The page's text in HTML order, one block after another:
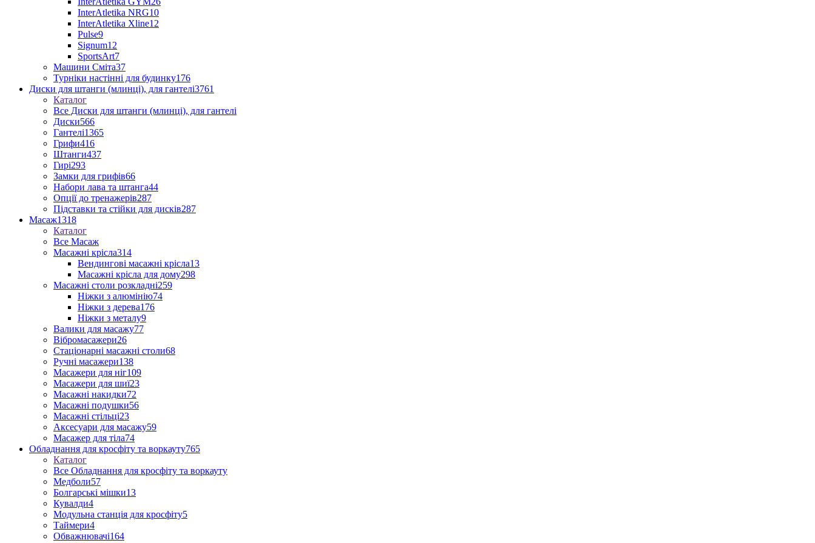
InterAtletika NRG10
InterAtletika Xline12
Pulse9
Signum12
SportsArt7
Машини Сміта37
Турніки настінні для будинку176
Диски для штанги (млинці), для гантелі3761
Каталог
Все Диски для штанги (млинці), для гантелі
Диски566
Гантелі1365
Грифи416
Штанги437
Гирі293
Замки для грифів66
Набори лава та штанга44
Опції до тренажерів287
Підставки та стійки для дисків287
Масаж1318
Каталог
Все Масаж
Масажні крісла314
Вендингові масажні крісла13
Масажні крісла для дому298
Масажні столи розкладні259
Ніжки з алюмінію74
Ніжки з дерева176
Ніжки з металу9
Валики для масажу77
Вібромасажери26
Стаціонарні масажні столи68
Ручні масажери138
Масажери для ніг109
Масажери для шиї23
Масажні накидки72
Масажні подушки56
Масажні стільці23
Аксесуари для масажу59
Масажер для тіла74
Обладнання для кросфіту та воркауту765
Каталог
Все Обладнання для кросфіту та воркауту
Медболи57
Болгарські мішки13
Кувалди4
Модульна станція для кросфіту5
Таймери4
Обважнювачі164